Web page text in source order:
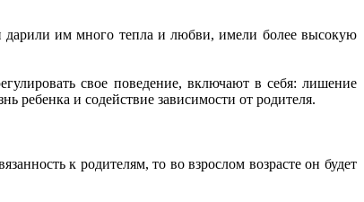
дарили им много тепла и любви, имели более высокую
свое поведение, включают в себя: лишение
ребенка и содействие зависимости от родителя.
к родителям, то во взрослом возрасте он будет